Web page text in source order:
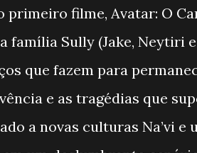
primeiro filme, Avatar: O
família Sully (Jake, Neytiri
que fazem para
e as tragédias que
a novas culturas Na’vi e